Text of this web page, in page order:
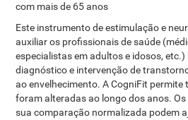
com mais de 65 anos
Este instrumento de estimulação e
auxiliar os profissionais de saúde
especialistas em adultos e idosos, etc.)
diagnóstico e intervenção de
ao envelhecimento. A CogniFit
foram alteradas ao longo dos anos. Os
sua comparação normalizada podem